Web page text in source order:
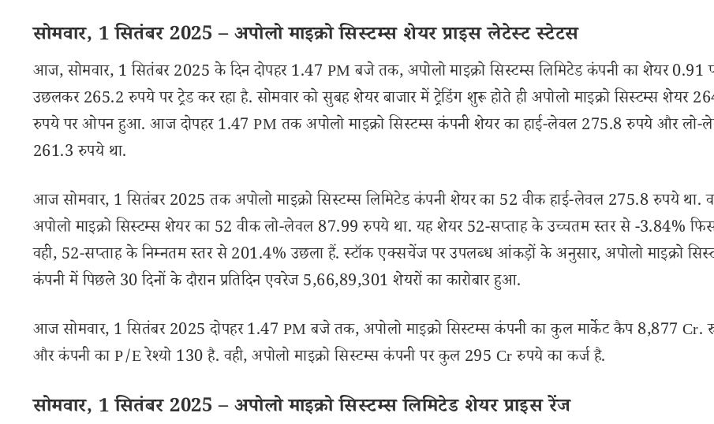
सोमवार, 1 सितंबर 2025 – अपोलो माइक्रो सिस्टम्स शेयर प्राइस लेटेस्ट स्टेटस
आज, सोमवार, 1 सितंबर 2025 के दिन दोपहर 1.47 PM बजे तक, अपोलो माइक्रो सिस्टम्स लिमिटेड कंपनी का शेयर 0.91
उछलकर 265.2 रुपये पर ट्रेड कर रहा है. सोमवार को सुबह शेयर बाजार में ट्रेडिंग शुरू होते ही अपोलो माइक्रो सिस्टम्स शेयर
रुपये पर ओपन हुआ. आज दोपहर 1.47 PM तक अपोलो माइक्रो सिस्टम्स कंपनी शेयर का हाई-लेवल 275.8 रुपये और लो-
261.3 रुपये था.
आज सोमवार, 1 सितंबर 2025 तक अपोलो माइक्रो सिस्टम्स लिमिटेड कंपनी शेयर का 52 वीक हाई-लेवल 275.8 रुपये था.
अपोलो माइक्रो सिस्टम्स शेयर का 52 वीक लो-लेवल 87.99 रुपये था. यह शेयर 52-सप्ताह के उच्चतम स्तर से -3.84%
वही, 52-सप्ताह के निम्नतम स्तर से 201.4% उछला हैं. स्टॉक एक्सचेंज पर उपलब्ध आंकड़ों के अनुसार, अपोलो माइक्रो
कंपनी में पिछले 30 दिनों के दौरान प्रतिदिन एवरेज 5,66,89,301 शेयरों का कारोबार हुआ.
आज सोमवार, 1 सितंबर 2025 दोपहर 1.47 PM बजे तक, अपोलो माइक्रो सिस्टम्स कंपनी का कुल मार्केट कैप 8,877 Cr.
और कंपनी का P/E रेश्यो 130 है. वही, अपोलो माइक्रो सिस्टम्स कंपनी पर कुल 295 Cr रुपये का कर्ज है.
सोमवार, 1 सितंबर 2025 – अपोलो माइक्रो सिस्टम्स लिमिटेड शेयर प्राइस रेंज